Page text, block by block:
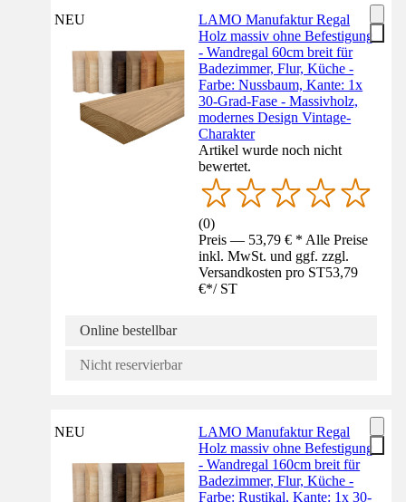
NEU
LAMO Manufaktur Regal
Holz massiv ohne Befestigung
- Wandregal 60cm breit für
Badezimmer, Flur, Küche -
Farbe: Nussbaum, Kante: 1x
30-Grad-Fase - Massivholz,
modernes Design Vintage-
Charakter
Artikel wurde noch nicht
bewertet.
(0)
Preis — 53,79 € * Alle Preise
inkl. MwSt. und ggf. zzgl.
Versandkosten pro ST53,79
€*/ ST
Online bestellbar
Nicht reservierbar
NEU
LAMO Manufaktur Regal
Holz massiv ohne Befestigung
- Wandregal 160cm breit für
Badezimmer, Flur, Küche -
Farbe: Rustikal, Kante: 1x 30-